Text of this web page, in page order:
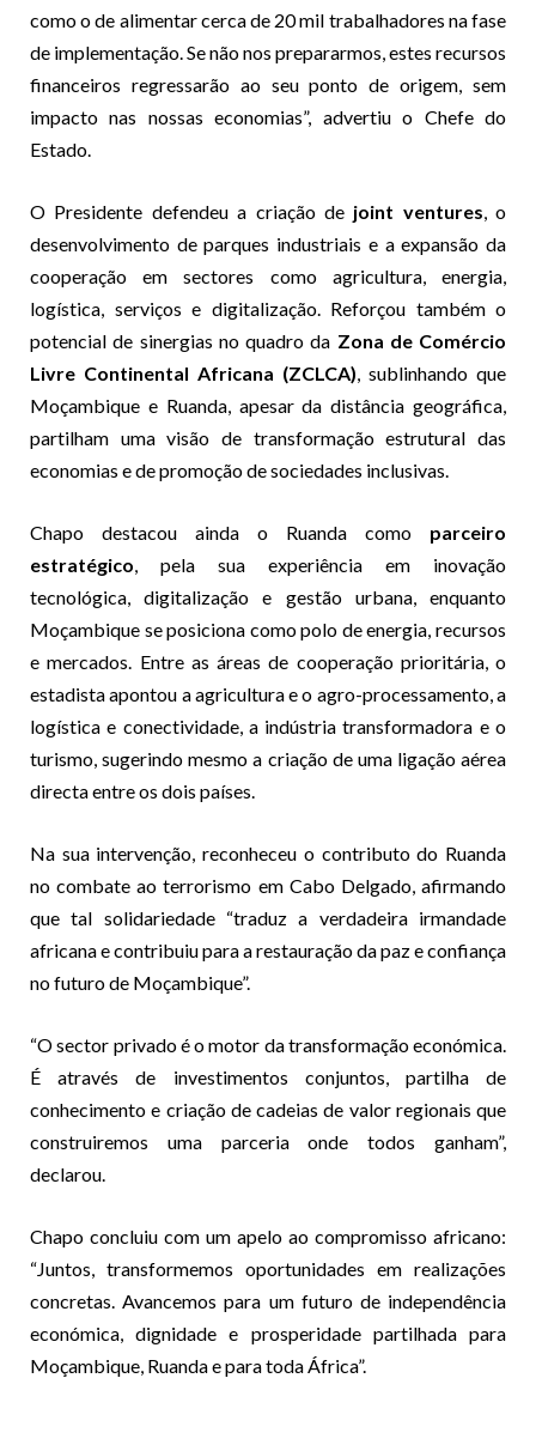
como o de alimentar cerca de 20 mil trabalhadores na fase
de implementação. Se não nos prepararmos, estes recursos
financeiros regressarão ao seu ponto de origem, sem
impacto nas nossas economias”, advertiu o Chefe do
Estado.
O Presidente defendeu a criação de joint ventures, o
desenvolvimento de parques industriais e a expansão da
cooperação em sectores como agricultura, energia,
logística, serviços e digitalização. Reforçou também o
potencial de sinergias no quadro da Zona de Comércio
Livre Continental Africana (ZCLCA), sublinhando que
Moçambique e Ruanda, apesar da distância geográfica,
partilham uma visão de transformação estrutural das
economias e de promoção de sociedades inclusivas.
Chapo destacou ainda o Ruanda como parceiro
estratégico, pela sua experiência em inovação
tecnológica, digitalização e gestão urbana, enquanto
Moçambique se posiciona como polo de energia, recursos
e mercados. Entre as áreas de cooperação prioritária, o
estadista apontou a agricultura e o agro-processamento, a
logística e conectividade, a indústria transformadora e o
turismo, sugerindo mesmo a criação de uma ligação aérea
directa entre os dois países.
Na sua intervenção, reconheceu o contributo do Ruanda
no combate ao terrorismo em Cabo Delgado, afirmando
que tal solidariedade “traduz a verdadeira irmandade
africana e contribuiu para a restauração da paz e confiança
no futuro de Moçambique”.
“O sector privado é o motor da transformação económica.
É através de investimentos conjuntos, partilha de
conhecimento e criação de cadeias de valor regionais que
construiremos uma parceria onde todos ganham”,
declarou.
Chapo concluiu com um apelo ao compromisso africano:
“Juntos, transformemos oportunidades em realizações
concretas. Avancemos para um futuro de independência
económica, dignidade e prosperidade partilhada para
Moçambique, Ruanda e para toda África”.